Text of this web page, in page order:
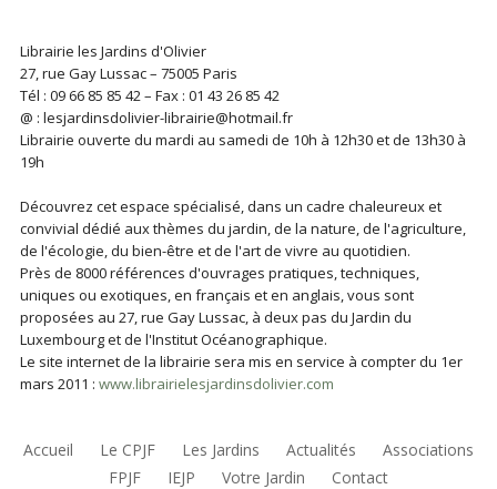
Librairie les Jardins d'Olivier
27, rue Gay Lussac – 75005 Paris
Tél : 09 66 85 85 42 – Fax : 01 43 26 85 42
@ : lesjardinsdolivier-librairie@hotmail.fr
Librairie ouverte du mardi au samedi de 10h à 12h30 et de 13h30 à
19h
Découvrez cet espace spécialisé, dans un cadre chaleureux et
convivial dédié aux thèmes du jardin, de la nature, de l'agriculture,
de l'écologie, du bien-être et de l'art de vivre au quotidien.
Près de 8000 références d'ouvrages pratiques, techniques,
uniques ou exotiques, en français et en anglais, vous sont
proposées au 27, rue Gay Lussac, à deux pas du Jardin du
Luxembourg et de l'Institut Océanographique.
Le site internet de la librairie sera mis en service à compter du 1er
mars 2011 : www.librairielesjardinsdolivier.com
Accueil Le CPJF Les Jardins Actualités
Associations
FPJF
IEJP Votre Jardin Contact